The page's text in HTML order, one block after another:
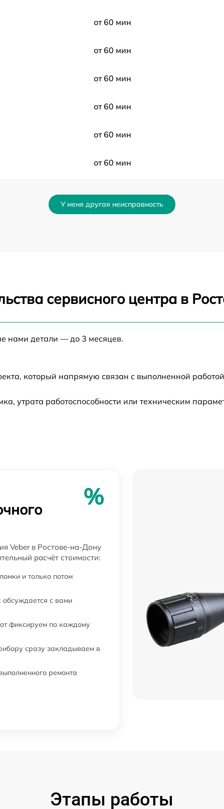
от 60 мин
от 60 мин
от 60 мин
от 60 мин
от 60 мин
от 60 мин
от 60 мин
от 60 мин
от 60 мин
У меня другая неисправность
сервисного центра в
нами детали — до 3 месяцев.
который напрямую связан с выполненной
утрата работоспособности или техническим
%
Veber в Ростове-на-Дону
расчёт стоимости:
и только потом
с вами
фиксируем по каждому
сразу закладываем в
ремонта
Этапы работы